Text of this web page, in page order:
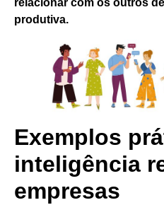
relacionar com os outros
produtiva.
Exemplos
inteligência
empresas